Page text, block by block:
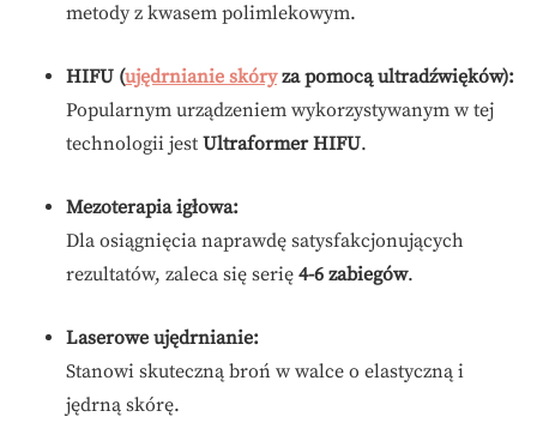
metody z kwasem polimlekowym.
HIFU (ujędrnianie skóryza pomocą ultradźwięków):
Popularnym urządzeniem wykorzystywanym w tej
technologii jest Ultraformer HIFU.
Mezoterapia igłowa:
Dla osiągnięcia naprawdę satysfakcjonujących
rezultatów, zaleca się serię 4-6 zabiegów.
Laserowe ujędrnianie:
Stanowi skuteczną broń w walce o elastyczną i
jędrną skórę.